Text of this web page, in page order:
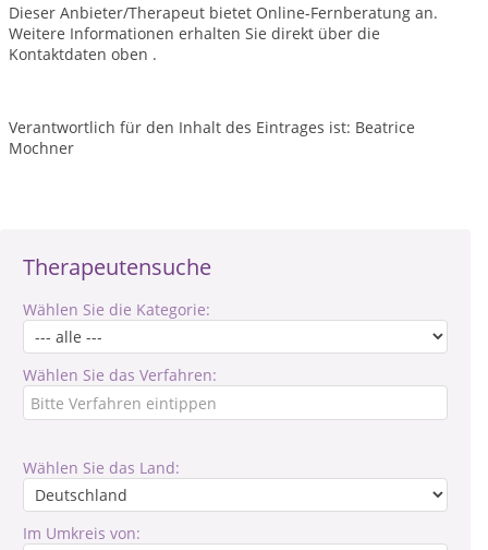
Therapeutensuche
Wählen Sie die Kategorie:
Wählen Sie das Verfahren:
Wählen Sie das Land:
Im Umkreis von:
Dieser Anbieter/Therapeut bietet Online-Fernberatung an.
Weitere Informationen erhalten Sie direkt über die
Kontaktdaten oben .
Verantwortlich für den Inhalt des Eintrages ist: Beatrice
Mochner